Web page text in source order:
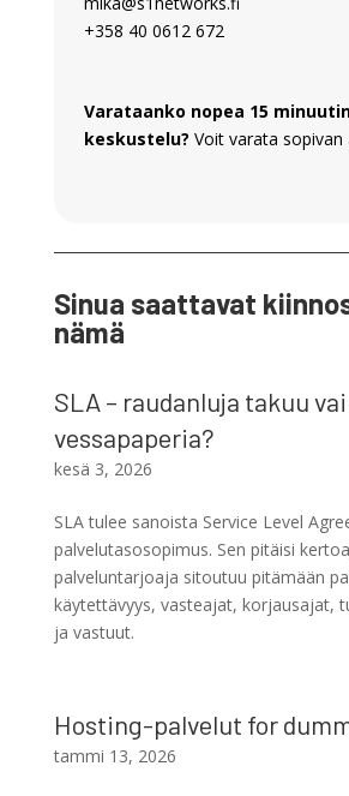
+358 40 0612 672
Varataanko nopea 15
keskustelu? Voit varata sopivan
Sinua saattavat
nämä
SLA – raudanluja takuu
vessapaperia?
kesä 3, 2026
SLA tulee sanoista Service Level
palvelutasosopimus. Sen pitäisi
palveluntarjoaja sitoutuu pitämään
käytettävyys, vasteajat, korjausajat,
ja vastuut.
Hosting-palvelut for
tammi 13, 2026